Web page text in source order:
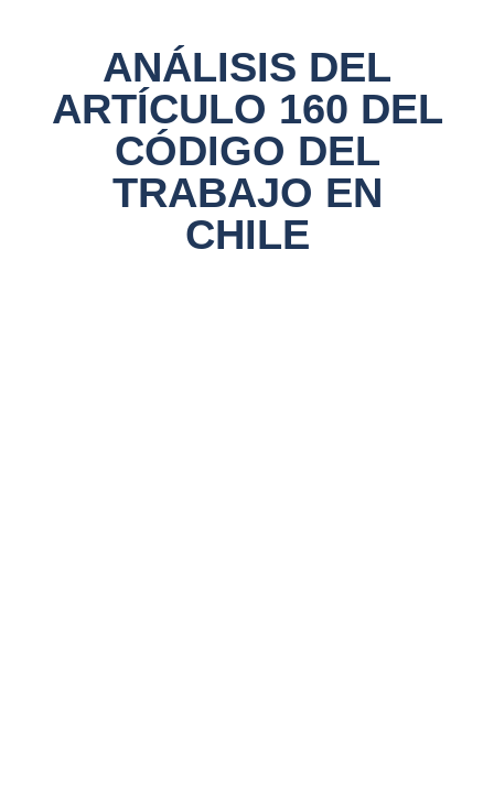
ANÁLISIS DEL
ARTÍCULO 160 DEL
CÓDIGO DEL
TRABAJO EN
CHILE